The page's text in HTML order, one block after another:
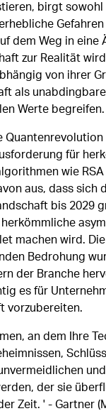
birgt sowohl
dem Weg in eine
zur Realität
von ihrer
als
Werte begreifen.
für
wie RSA
aus, dass sich
bis 2029
machen wird.
Bedrohung
der Branche
es für
vorzubereiten.
an dem Ihre
der sie
Zeit. ' - Gartner